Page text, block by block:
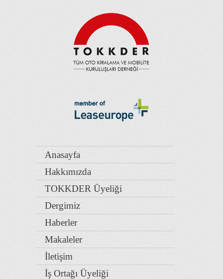
Anasayfa
Hakkımızda
TOKKDER Üyeliği
Dergimiz
Haberler
Makaleler
İletişim
İş Ortağı Üyeliği